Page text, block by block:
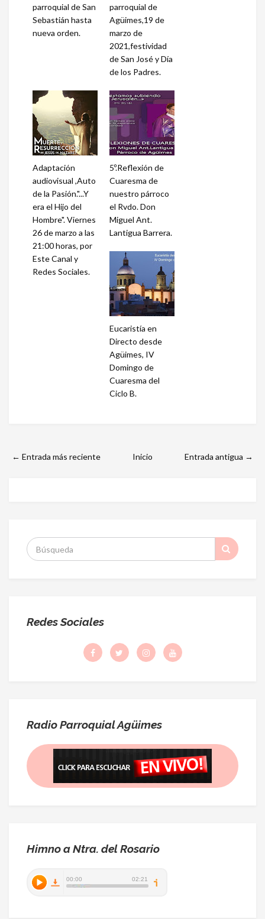
parroquial de San
Sebastián hasta
nueva orden.
parroquial de
Agüimes,19 de
marzo de
2021,festividad
de San José y Día
de los Padres.
Adaptación
audiovisual ,Auto
de la Pasión."...Y
era el Hijo del
Hombre". Viernes
26 de marzo a las
21:00 horas, por
Este Canal y
Redes Sociales.
5º.Reflexión de
Cuaresma de
nuestro párroco
el Rvdo. Don
Miguel Ant.
Lantigua Barrera.
Eucaristía en
Directo desde
Agüimes, IV
Domingo de
Cuaresma del
Ciclo B.
← Entrada más reciente Entrada antigua →
Inicio
S
:
Redes Sociales
Radio Parroquial Agüimes
Himno a Ntra. del Rosario